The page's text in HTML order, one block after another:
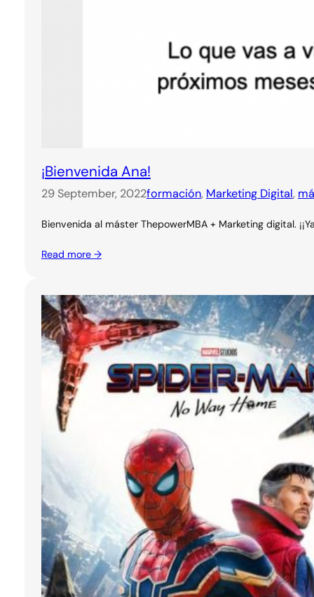
¡Bienvenida Ana!
29 September, 2022formación, Marketing Digital,
Bienvenida al máster ThepowerMBA + Marketing digital.
Read more →